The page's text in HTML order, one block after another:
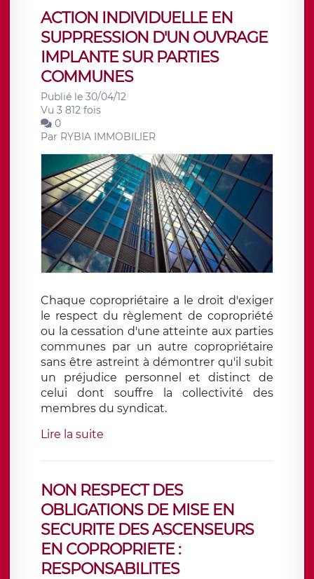
ACTION INDIVIDUELLE EN
SUPPRESSION D'UN OUVRAGE
IMPLANTE SUR PARTIES
COMMUNES
Publié le 30/04/12
Vu 3 812 fois
0
Par RYBIA IMMOBILIER
Chaque copropriétaire a le droit d'exiger
le respect du règlement de copropriété
ou la cessation d'une atteinte aux parties
communes par un autre copropriétaire
sans être astreint à démontrer qu'il subit
un préjudice personnel et distinct de
celui dont souffre la collectivité des
membres du syndicat.
Lire la suite
NON RESPECT DES
OBLIGATIONS DE MISE EN
SECURITE DES ASCENSEURS
EN COPROPRIETE :
RESPONSABILITES